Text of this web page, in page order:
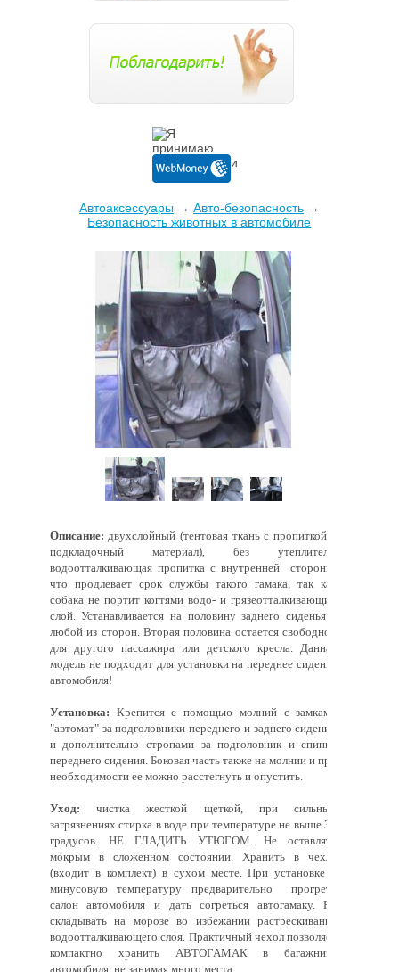
Автоаксессуары→ Авто-безопасность→
Безопасность животных в автомобиле
Описание:двухслойный (тентовая ткань с пропиткой +
подкладочный материал), без утеплителя,
водоотталкивающая пропитка с внутренней стороны,
что продлевает срок службы такого гамака, так как
собака не портит когтями водо- и грязеотталкивающий
слой. Устанавливается на половину заднего сиденья с
любой из сторон. Вторая половина остается свободной
для другого пассажира или детского кресла. Данная
модель не подходит для установки на переднее сиденье
автомобиля!
Установка: Крепится с помощью молний с замками
"автомат" за подголовники переднего и заднего сидений
и дополнительно стропами за подголовник и спинку
переднего сидения. Боковая часть также на молнии и при
необходимости ее можно расстегнуть и опустить.
Уход: чистка жесткой щеткой, при сильных
загрязнениях стирка в воде при температуре не выше 30
градусов. НЕ ГЛАДИТЬ УТЮГОМ. Не оставлять
мокрым в сложенном состоянии. Хранить в чехле
(входит в комплект) в сухом месте. При установке в
минусовую температуру предварительно прогреть
салон автомобиля и дать согреться автогамаку. Не
складывать на морозе во избежании растрескивания
водоотталкивающего слоя. Практичный чехол позволяет
компактно хранить АВТОГАМАК в багажнике
автомобиля, не занимая много места.